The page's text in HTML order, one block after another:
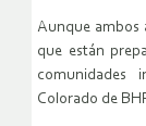
Aunque ambos
que están
comunidades
Colorado de